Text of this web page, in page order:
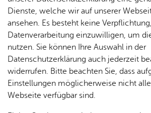
Cookie-Hinweis
Zum Laden dieser Karte wird eine
Servern hergestellt. Diese verwenden
Tracking-Technologien, um die
personalisieren und zu verbessern.
finden Sie in unserer
Dienste, welche wir auf unserer
ansehen. Es besteht keine
Datenverarbeitung einzuwilligen, um
nutzen. Sie können Ihre Auswahl in der
Datenschutzerklärung auch jederzeit
widerrufen. Bitte beachten Sie, dass
Einstellungen möglicherweise nicht
Webseite verfügbar sind.